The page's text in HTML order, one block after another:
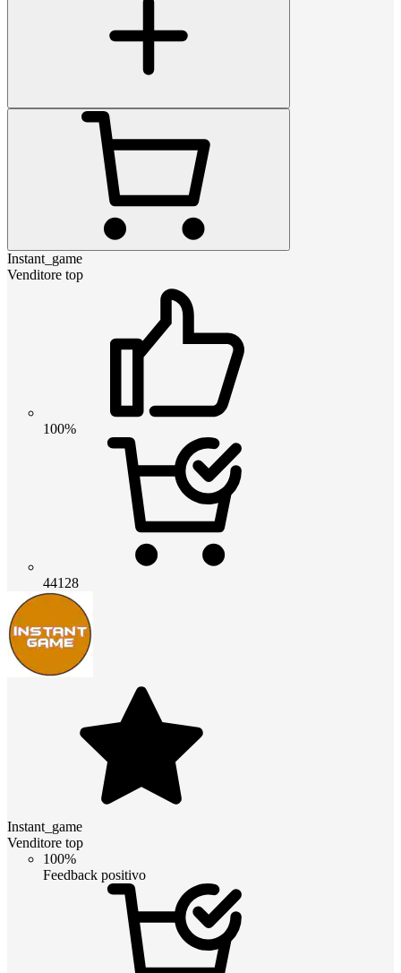
Instant_game
Venditore top
100%
44128
Instant_game
Venditore top
100%
Feedback positivo